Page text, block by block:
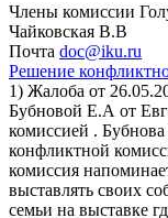
Члены комиссии
Чайковская В.В
Почта doc@iku.ru
Решение
1) Жалоба от
Бубновой Е.А от
комиссией .
конфликтной
комиссия
выставлять своих
семьи на выставке